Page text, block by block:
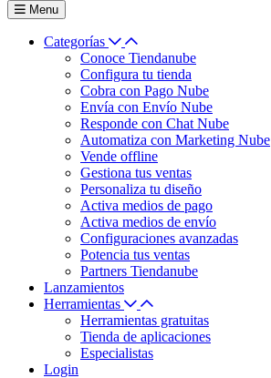
Menu
Categorías
Conoce Tiendanube
Configura tu tienda
Cobra con Pago Nube
Envía con Envío Nube
Responde con Chat Nube
Automatiza con Marketing Nube
Vende offline
Gestiona tus ventas
Personaliza tu diseño
Activa medios de pago
Activa medios de envío
Configuraciones avanzadas
Potencia tus ventas
Partners Tiendanube
Lanzamientos
Herramientas
Herramientas gratuitas
Tienda de aplicaciones
Especialistas
Login